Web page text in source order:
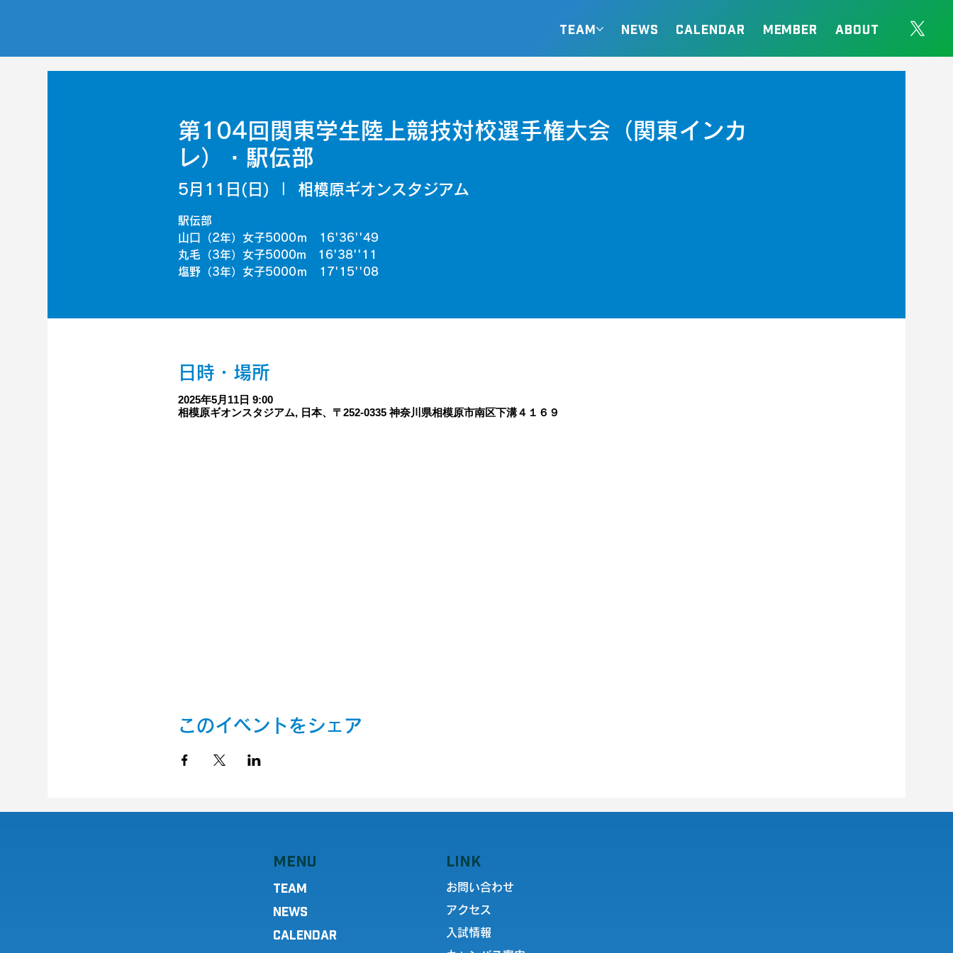
TEAM NEWS CALENDAR MEMBER ABOUT
第104回関東学生陸上競技対校選手権大会（関東インカ
レ）・駅伝部
5月11日(日) 相模原ギオンスタジアム
駅伝部
山口（2年）女子5000ｍ 16'36''49
丸毛（3年）女子5000m 16'38''11
塩野（3年）女子5000ｍ 17'15''08
日時・場所
2025年5月11日 9:00
相模原ギオンスタジアム, 日本、〒252-0335 神奈川県相模原市南区下溝４１６９
このイベントをシェア
MENU
TEAM
NEWS
CALENDAR
LINK
お問い合わせ
アクセス
入試情報